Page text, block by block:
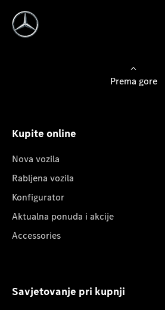
Prema gore
Kupite online
Nova vozila
Rabljena vozila
Konfigurator
Aktualna ponuda i akcije
Accessories
Savjetovanje pri kupnji